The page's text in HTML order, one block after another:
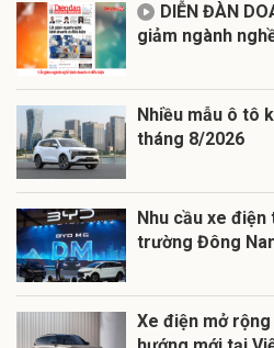
DIỄN ĐÀN
giảm ngành
Nhiều mẫu ô tô
tháng 8/2026
Nhu cầu xe
trường Đông
Xe điện mở